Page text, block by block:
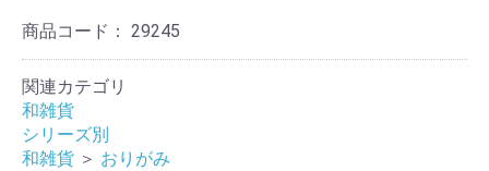
商品コード： 29245
関連カテゴリ
和雑貨
シリーズ別
和雑貨 ＞ おりがみ